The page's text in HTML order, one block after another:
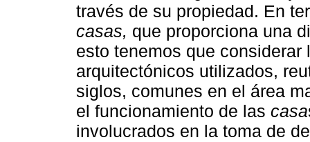
través de su propiedad. En
casas, que proporciona una
esto tenemos que
arquitectónicos utilizados,
siglos, comunes en el área
el funcionamiento de las casa
involucrados en la toma de